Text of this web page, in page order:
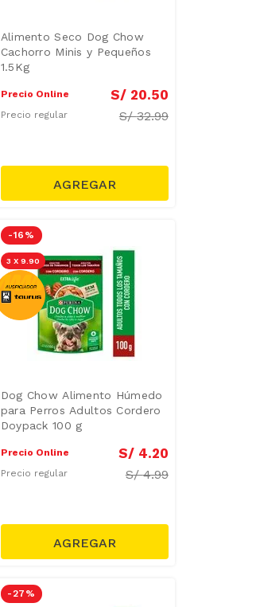
Alimento Seco Dog Chow
Cachorro Minis y Pequeños
1.5Kg
Precio Online S/ 20.50
Precio regular S/32.99
-16 %
3 X 9.90
Dog Chow Alimento Húmedo
para Perros Adultos Cordero
Doypack 100 g
Precio Online S/ 4.20
Precio regular S/4.99
-27 %